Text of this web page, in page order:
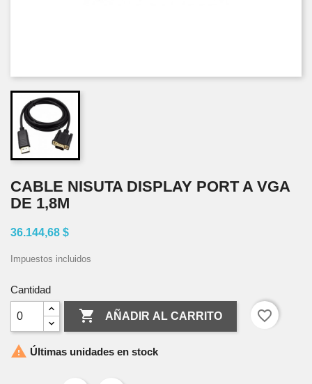
CABLE NISUTA DISPLAY PORT A VGA
DE 1,8M
36.144,68 $
Impuestos incluidos
Cantidad
 AÑADIR AL CARRITO favorite_border
 Últimas unidades en stock